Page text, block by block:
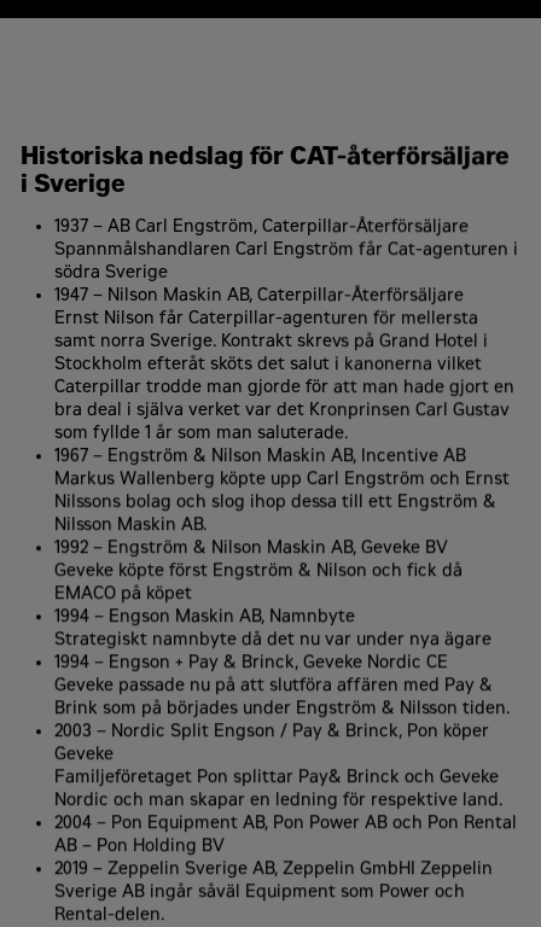
Historiska nedslag för CAT-återförsäljare
i Sverige
1937 – AB Carl Engström, Caterpillar-Återförsäljare
Spannmålshandlaren Carl Engström får Cat-agenturen i
södra Sverige
1947 – Nilson Maskin AB, Caterpillar-Återförsäljare
Ernst Nilson får Caterpillar-agenturen för mellersta
samt norra Sverige. Kontrakt skrevs på Grand Hotel i
Stockholm efteråt sköts det salut i kanonerna vilket
Caterpillar trodde man gjorde för att man hade gjort en
bra deal i själva verket var det Kronprinsen Carl Gustav
som fyllde 1 år som man saluterade.
1967 – Engström & Nilson Maskin AB, Incentive AB
Markus Wallenberg köpte upp Carl Engström och Ernst
Nilssons bolag och slog ihop dessa till ett Engström &
Nilsson Maskin AB.
1992 – Engström & Nilson Maskin AB, Geveke BV
Geveke köpte först Engström & Nilson och fick då
EMACO på köpet
1994 – Engson Maskin AB, Namnbyte
Strategiskt namnbyte då det nu var under nya ägare
1994 – Engson + Pay & Brinck, Geveke Nordic CE
Geveke passade nu på att slutföra affären med Pay &
Brink som på börjades under Engström & Nilsson tiden.
2003 – Nordic Split Engson / Pay & Brinck, Pon köper
Geveke
Familjeföretaget Pon splittar Pay& Brinck och Geveke
Nordic och man skapar en ledning för respektive land.
2004 – Pon Equipment AB, Pon Power AB och Pon Rental
AB – Pon Holding BV
2019 – Zeppelin Sverige AB, Zeppelin GmbHI Zeppelin
Sverige AB ingår såväl Equipment som Power och
Rental-delen.